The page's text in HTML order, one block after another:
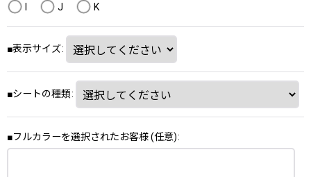
J K
■表示サイズ:
■シートの種類:
■フルカラーを選択されたお客様(任意):